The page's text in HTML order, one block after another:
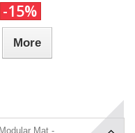
-15%
More